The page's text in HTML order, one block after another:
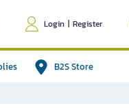
Login | Register
B2S Store